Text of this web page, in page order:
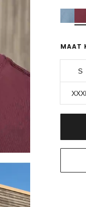
MAAT
S
XXXL